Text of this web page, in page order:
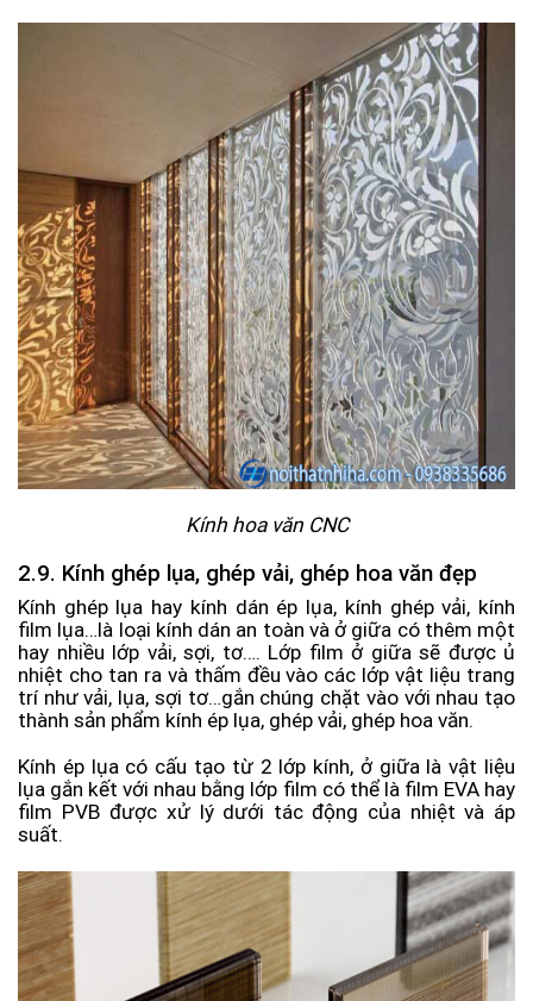
Kính hoa văn CNC
2.9. Kính ghép lụa, ghép vải, ghép hoa văn đẹp
Kính ghép lụa hay kính dán ép lụa, kính ghép vải, kính
film lụa…là loại kính dán an toàn và ở giữa có thêm một
hay nhiều lớp vải, sợi, tơ…. Lớp film ở giữa sẽ được ủ
nhiệt cho tan ra và thấm đều vào các lớp vật liệu trang
trí như vải, lụa, sợi tơ…gắn chúng chặt vào với nhau tạo
thành sản phẩm kính ép lụa, ghép vải, ghép hoa văn.
Kính ép lụa có cấu tạo từ 2 lớp kính, ở giữa là vật liệu
lụa gắn kết với nhau bằng lớp film có thể là film EVA hay
film PVB được xử lý dưới tác động của nhiệt và áp
suất.